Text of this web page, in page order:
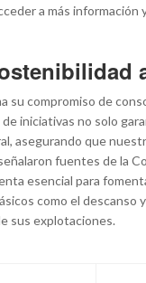
a más
su compromiso de
iniciativas no solo
asegurando que
fuentes de la
esencial para
como el descanso
sus explotaciones.